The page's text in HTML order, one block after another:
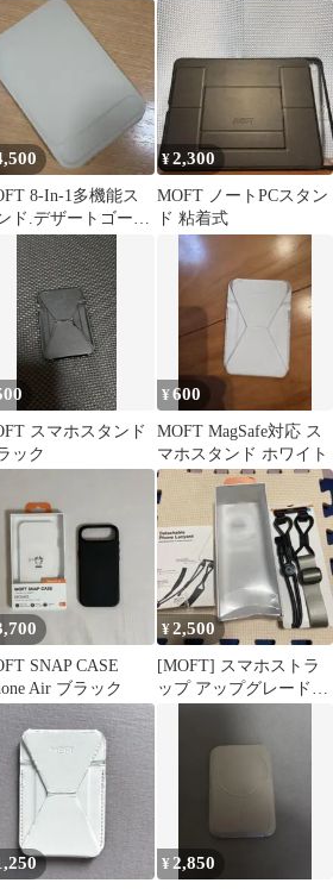
ットブラック 11〜
ンチ
ト
8-In-1多機能ス
ド.デザートゴール
¥2,300
MOFT ノートPCスタン
ド 粘着式
スマホスタンド
ック
¥600
MOFT MagSafe対応 ス
マホスタンド ホワイト
SNAP CASE
Air ブラック
¥2,500
[MOFT] スマホストラ
ップ アップグレード
¥ 2,850